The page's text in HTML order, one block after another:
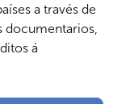
a través de
documentarios,
á